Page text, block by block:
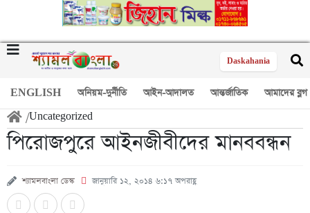
Daskahania
ENGLISH অনিয়ম-দুর্নীতি আইন-আদালত আন্তর্জাতিক আমাদের ব্লগ
/Uncategorized
পিরোজপুরে আইনজীবীদের মানববন্ধন
শ্যামলবাংলা ডেস্ক জানুয়ারি ১২, ২০১৪ ৬:১৭ অপরাহ্ণ